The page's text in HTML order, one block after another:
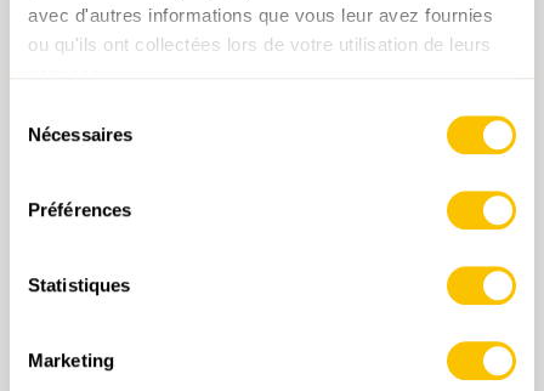
avec d'autres informations que vous leur avez fournies
ou qu'ils ont collectées lors de votre utilisation de leurs
Nécessaires
Préférences
Statistiques
Marketing